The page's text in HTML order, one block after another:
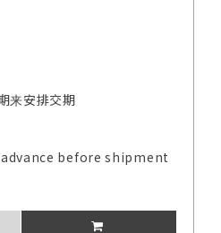
来安排交期
before shipment